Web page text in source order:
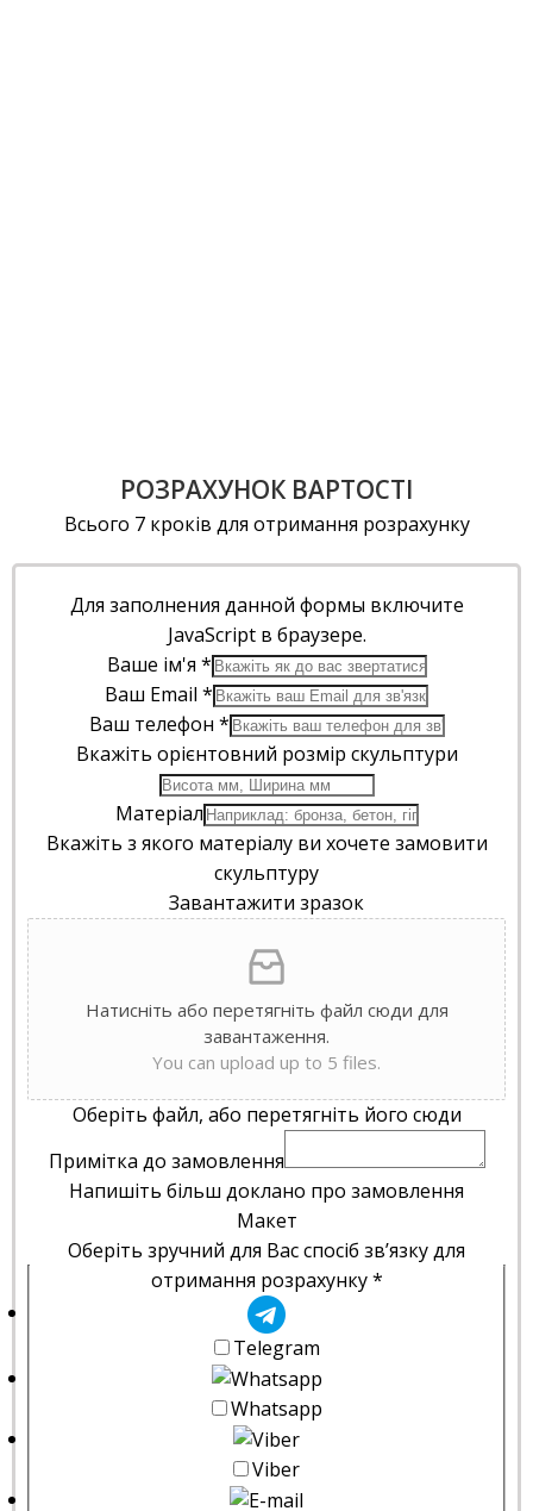
РОЗРАХУНОК ВАРТОСТІ
Всього 7 кроків для отримання розрахунку
Для заполнения данной формы включите
JavaScript в браузере.
Ваше ім'я *
Ваш Email *
Ваш телефон *
Вкажіть орієнтовний розмір скульптури
Матеріал
Вкажіть з якого матеріалу ви хочете замовити
скульптуру
Завантажити зразок
Натисніть або перетягніть файл сюди для
завантаження.
You can upload up to 5 files.
Оберіть файл, або перетягніть його сюди
Примітка до замовлення
Напишіть більш доклано про замовлення
Макет
Оберіть зручний для Вас спосіб зв’язку для
отримання розрахунку*
Telegram
Whatsapp
Viber